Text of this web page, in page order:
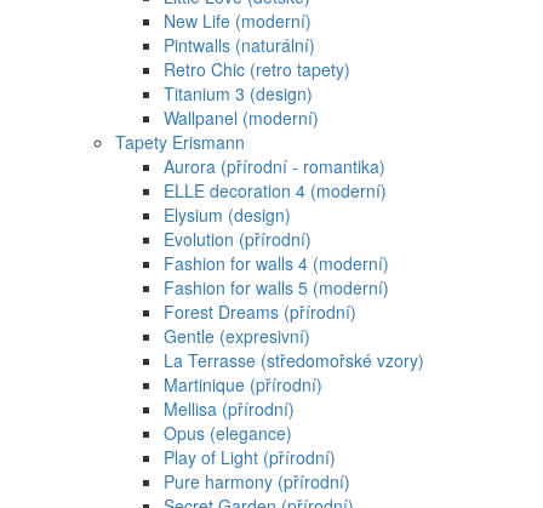
New Life (moderní)
Pintwalls (naturální)
Retro Chic (retro tapety)
Titanium 3 (design)
Wallpanel (moderní)
Tapety Erismann
Aurora (přírodní - romantika)
ELLE decoration 4 (moderní)
Elysium (design)
Evolution (přírodní)
Fashion for walls 4 (moderní)
Fashion for walls 5 (moderní)
Forest Dreams (přírodní)
Gentle (expresivní)
La Terrasse (středomořské vzory)
Martinique (přírodní)
Mellisa (přírodní)
Opus (elegance)
Play of Light (přírodní)
Pure harmony (přírodní)